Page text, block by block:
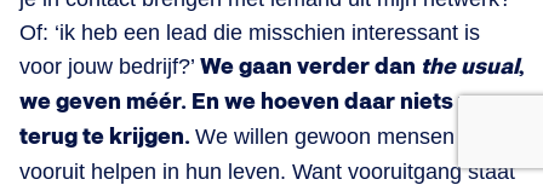
Of: ‘ik heb een lead die misschien interessant is
voor jouw bedrijf?’ We gaan verder dan the usual,
we geven méér. En we hoeven daar niets voor
terug te krijgen. We willen gewoon mensen
vooruit helpen in hun leven. Want vooruitgang staat